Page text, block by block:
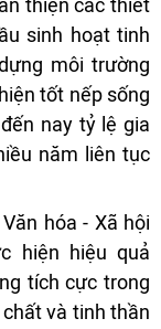
thiện các thiết
sinh hoạt tinh
môi trường
tốt nếp sống
nay tỷ lệ gia
năm liên tục
hóa - Xã hội
hiện hiệu quả
tích cực trong
và tinh thần